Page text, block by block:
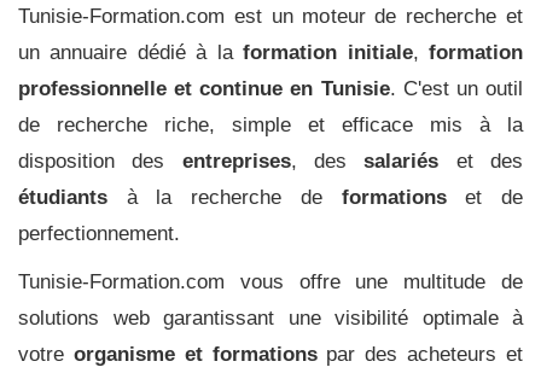
Tunisie-Formation.com est un moteur de recherche et
un annuaire dédié à laformation initiale,formation
professionnelle et continue en Tunisie. C'est un outil
de recherche riche, simple et efficace mis à la
disposition des entreprises, dessalariés et des
étudiants à la recherche de formationset de
perfectionnement.
Tunisie-Formation.com vous offre une multitude de
solutions web garantissant une visibilité optimale à
votre organisme et formationspar des acheteurs et